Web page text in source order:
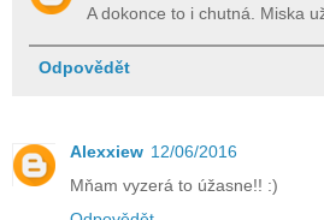
A dokonce to i chutná. Miska
Odpovědět
Alexxiew 12/06/2016
Mňam vyzerá to úžasne!! :)